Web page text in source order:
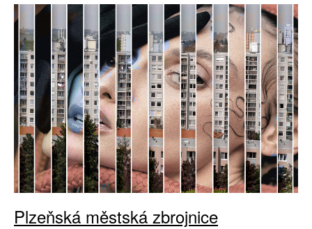
Plzeňská městská zbrojnice